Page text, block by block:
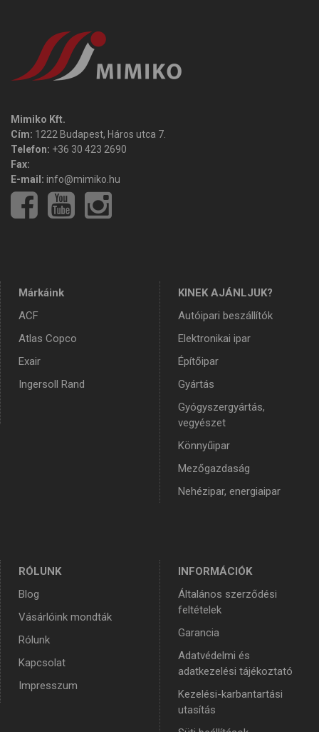
Mimiko Kft.
Cím: 1222 Budapest, Háros utca 7.
Telefon: +36 30 423 2690
Fax:
E-mail: info@mimiko.hu
Márkáink
ACF
Atlas Copco
Exair
Ingersoll Rand
KINEK AJÁNLJUK?
Autóipari beszállítók
Elektronikai ipar
Építőipar
Gyártás
Gyógyszergyártás,
vegyészet
Könnyűipar
Mezőgazdaság
Nehézipar, energiaipar
RÓLUNK
Blog
Vásárlóink mondták
Rólunk
Kapcsolat
Impresszum
INFORMÁCIÓK
Általános szerződési
feltételek
Garancia
Adatvédelmi és
adatkezelési tájékoztató
Kezelési-karbantartási
utasítás